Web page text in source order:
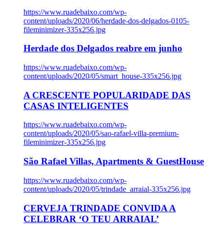
https://www.ruadebaixo.com/wp-
content/uploads/2020/06/herdade-dos-delgados-0105-
fileminimizer-335x256.jpg
Herdade dos Delgados reabre em junho
https://www.ruadebaixo.com/wp-
content/uploads/2020/05/smart_house-335x256.jpg
A CRESCENTE POPULARIDADE DAS
CASAS INTELIGENTES
https://www.ruadebaixo.com/wp-
content/uploads/2020/05/sao-rafael-villa-premium-
fileminimizer-335x256.jpg
São Rafael Villas, Apartments & GuestHouse
https://www.ruadebaixo.com/wp-
content/uploads/2020/05/trindade_arraial-335x256.jpg
CERVEJA TRINDADE CONVIDA A
CELEBRAR ‘O TEU ARRAIAL’